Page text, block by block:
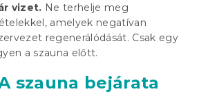
vizet. Ne terhelje meg
amelyek negatívan
regenerálódását. Csak egy
a szauna előtt.
szauna bejárata